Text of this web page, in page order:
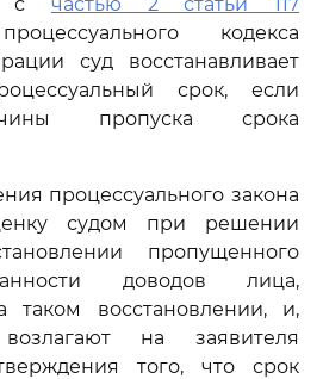
кодекса
суд восстанавливает
срок, если
пропуска срока
процессуального закона
судом при решении
пропущенного
доводов лица,
таком восстановлении, и,
возлагают на заявителя
того, что срок